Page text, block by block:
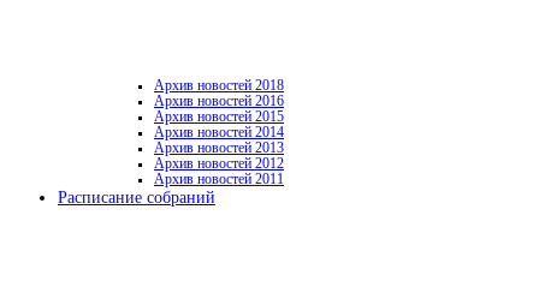
Архив новостей 2018
Архив новостей 2016
Архив новостей 2015
Архив новостей 2014
Архив новостей 2013
Архив новостей 2012
Архив новостей 2011
Расписание собраний